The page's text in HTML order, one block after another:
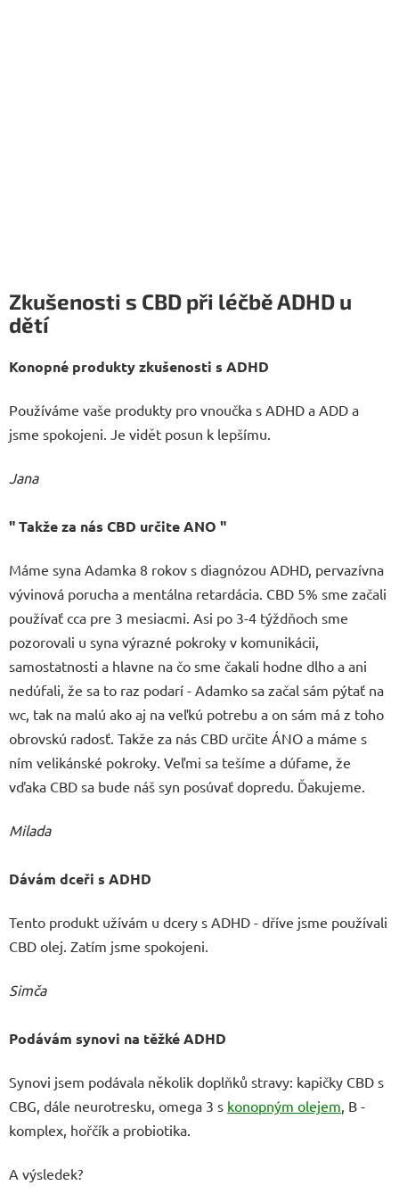
Zkušenosti s CBD při léčbě ADHD u
dětí
Konopné produkty zkušenosti s ADHD
Používáme vaše produkty pro vnoučka s ADHD a ADD a
jsme spokojeni. Je vidět posun k lepšímu.
Jana
" Takže za nás CBD určite ANO "
Máme syna Adamka 8 rokov s diagnózou ADHD, pervazívna
vývinová porucha a mentálna retardácia. CBD 5% sme začali
používať cca pre 3 mesiacmi. Asi po 3-4 týždňoch sme
pozorovali u syna výrazné pokroky v komunikácii,
samostatnosti a hlavne na čo sme čakali hodne dlho a ani
nedúfali, že sa to raz podarí - Adamko sa začal sám pýtať na
wc, tak na malú ako aj na veľkú potrebu a on sám má z toho
obrovskú radosť. Takže za nás CBD určite ÁNO a máme s
ním velikánské pokroky. Veľmi sa tešíme a dúfame, že
vďaka CBD sa bude náš syn posúvať dopredu. Ďakujeme.
Milada
Dávám dceři s ADHD
Tento produkt užívám u dcery s ADHD - dříve jsme používali
CBD olej. Zatím jsme spokojeni.
Simča
Podávám synovi na těžké ADHD
Synovi jsem podávala několik doplňků stravy: kapičky CBD s
CBG, dále neurotresku, omega 3 s konopným olejem , B -
komplex, hořčík a probiotika.
A výsledek?